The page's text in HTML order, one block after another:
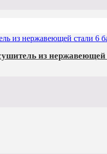
из нержавеющей